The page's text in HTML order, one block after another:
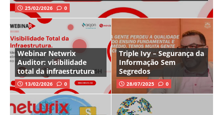
25/02/2026 0
Webinar Netwrix
Auditor: visibilidade
total da infraestrutura
13/02/2026 0
Triple Ivy – Segurança da
Informação Sem
Segredos
28/07/2025 0